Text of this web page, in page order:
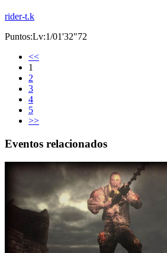
rider-t.k
Puntos:Lv:1/01'32"72
<<
1
2
3
4
5
>>
Eventos relacionados